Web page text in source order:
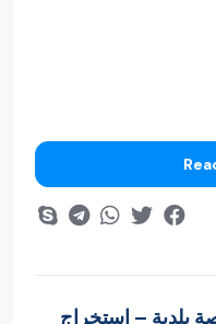
بلدية – استخراج